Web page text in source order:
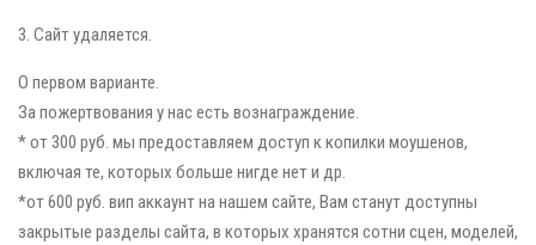
3. Сайт удаляется.
О первом варианте.
За пожертвования у нас есть вознаграждение.
* от 300 руб. мы предоставляем доступ к копилки моушенов,
включая те, которых больше нигде нет и др.
*от 600 руб. вип аккаунт на нашем сайте, Вам станут доступны
закрытые разделы сайта, в которых хранятся сотни сцен, моделей,